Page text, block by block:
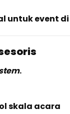
untuk event
.
skala acara